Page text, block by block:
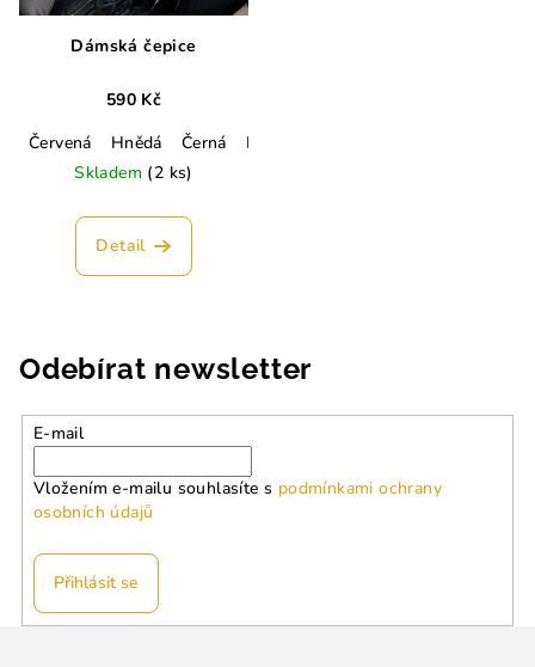
Dámská čepice
590 Kč
Červená
Hnědá Černá Lahvově zelená
Skladem (2 ks)
Detail
Odebírat newsletter
E-mail
Vložením e-mailu souhlasíte s podmínkami ochrany
osobních údajů
Přihlásit se